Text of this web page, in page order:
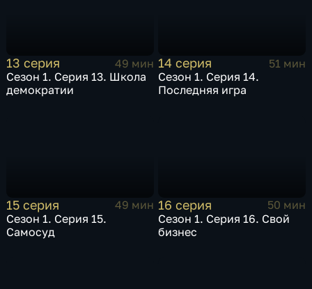
13 серия
49 мин
Сезон 1. Серия 13. Школа
демократии
14 серия
51 мин
Сезон 1. Серия 14.
Последняя игра
15 серия
49 мин
Сезон 1. Серия 15.
Самосуд
16 серия
50 мин
Сезон 1. Серия 16. Свой
бизнес